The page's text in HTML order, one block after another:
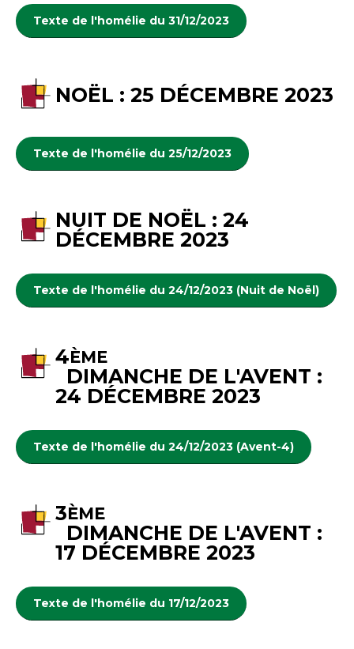
Texte de l'homélie du 31/12/2023
NOËL : 25 DÉCEMBRE 2023
Texte de l'homélie du 25/12/2023
NUIT DE NOËL : 24
DÉCEMBRE 2023
Texte de l'homélie du 24/12/2023 (Nuit de Noël)
4ÈME
DIMANCHE DE L'AVENT :
24 DÉCEMBRE 2023
Texte de l'homélie du 24/12/2023 (Avent-4)
3ÈME
DIMANCHE DE L'AVENT :
17 DÉCEMBRE 2023
Texte de l'homélie du 17/12/2023